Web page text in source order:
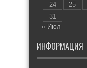
24
25
31
« Июл
ИНФОРМАЦИЯ